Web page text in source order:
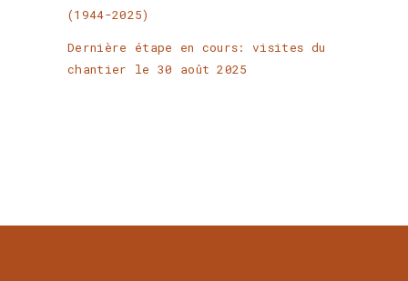
(1944-2025)
Dernière étape en cours: visites du
chantier le 30 août 2025